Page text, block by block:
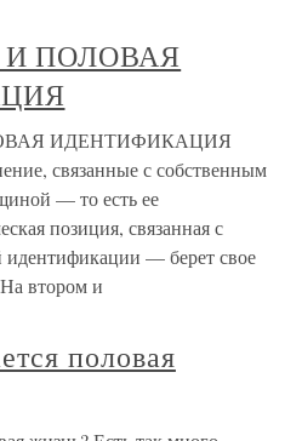
ПОЛОВАЯ
ИДЕНТИФИКАЦИЯ
связанные с собственным
— то есть ее
позиция, связанная с
— берет свое
втором и
половая